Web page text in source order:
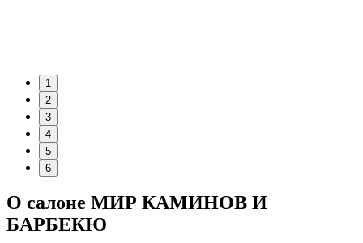
1
2
3
4
5
6
О салоне МИР КАМИНОВ И
БАРБЕКЮ